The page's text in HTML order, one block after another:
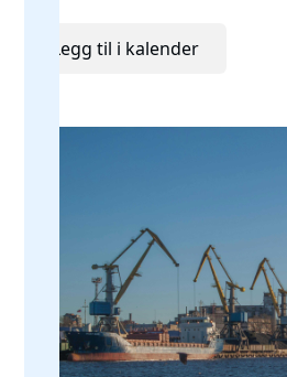
Legg til i kalender